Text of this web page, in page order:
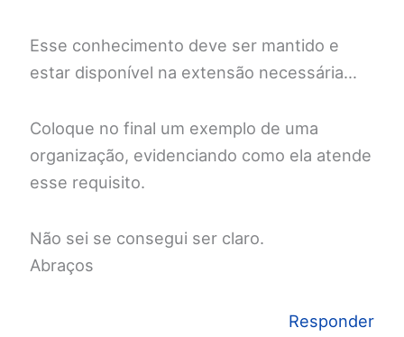
Esse conhecimento deve ser mantido e
estar disponível na extensão necessária…
Coloque no final um exemplo de uma
organização, evidenciando como ela atende
esse requisito.
Não sei se consegui ser claro.
Abraços
Responder